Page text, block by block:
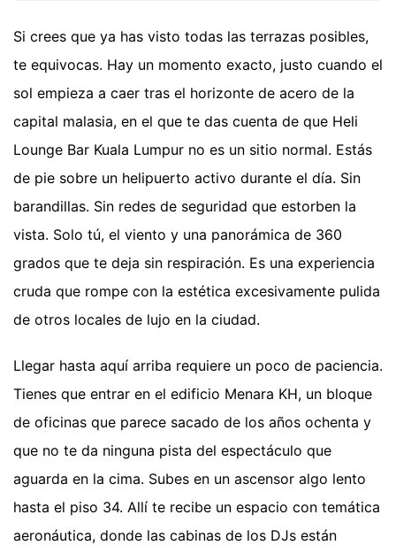
Si crees que ya has visto todas las terrazas posibles,
te equivocas. Hay un momento exacto, justo cuando el
sol empieza a caer tras el horizonte de acero de la
capital malasia, en el que te das cuenta de que Heli
Lounge Bar Kuala Lumpur no es un sitio normal. Estás
de pie sobre un helipuerto activo durante el día. Sin
barandillas. Sin redes de seguridad que estorben la
vista. Solo tú, el viento y una panorámica de 360
grados que te deja sin respiración. Es una experiencia
cruda que rompe con la estética excesivamente pulida
de otros locales de lujo en la ciudad.
Llegar hasta aquí arriba requiere un poco de paciencia.
Tienes que entrar en el edificio Menara KH, un bloque
de oficinas que parece sacado de los años ochenta y
que no te da ninguna pista del espectáculo que
aguarda en la cima. Subes en un ascensor algo lento
hasta el piso 34. Allí te recibe un espacio con temática
aeronáutica, donde las cabinas de los DJs están